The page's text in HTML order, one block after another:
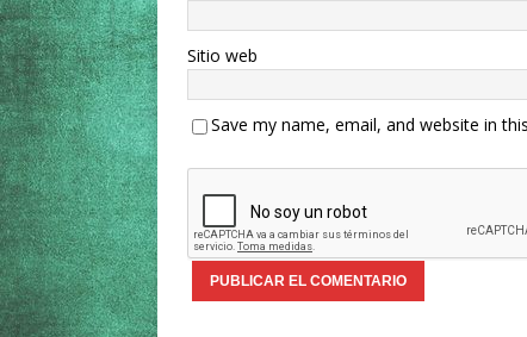
Sitio web
Save my name, email, and website in